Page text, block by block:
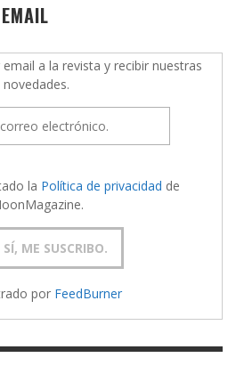
a la revista y recibir nuestras
novedades.
la Política de privacidad de
por FeedBurner